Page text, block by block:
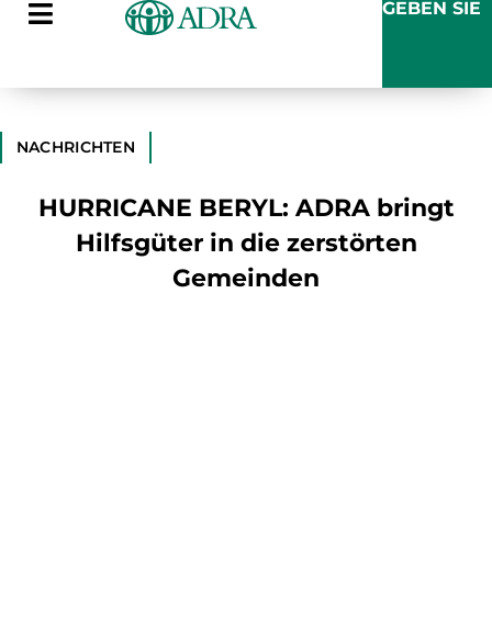
GEBEN SIE
NACHRICHTEN
HURRICANE BERYL: ADRA bringt
Hilfsgüter in die zerstörten
Gemeinden